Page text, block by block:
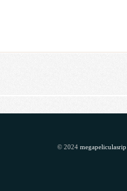
© 2024 megapeliculasrip